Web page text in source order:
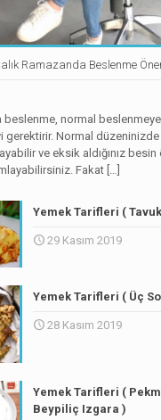
Ramazanda Beslenme
beslenme, normal
gerektirir. Normal
ve eksik aldığınız
Fakat
Yemek Tarifleri (
29 Kasım 2019
Yemek Tarifleri ( Üç
28 Kasım 2019
Yemek Tarifleri (
Beypiliç Izgara )